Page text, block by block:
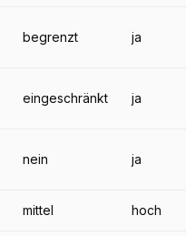
begrenzt ja
eingeschränkt ja
nein ja
mittel hoch